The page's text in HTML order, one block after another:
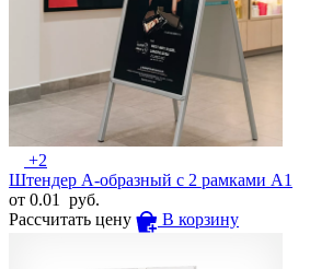
+2
Штендер А-образный с 2 рамками А1
от 0.01
руб.
Рассчитать цену
В корзину